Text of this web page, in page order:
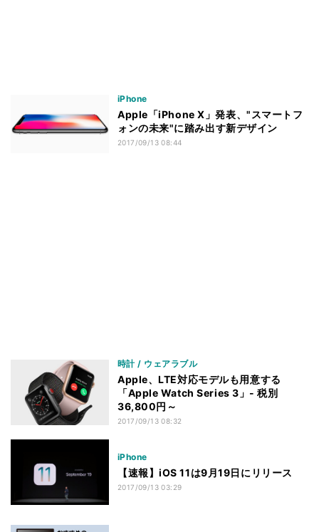
iPhone
Apple「iPhone X」発表、"スマートフ
ォンの未来"に踏み出す新デザイン
2017/09/13 08:44
時計 / ウェアラブル
Apple、LTE対応モデルも用意する
「Apple Watch Series 3」- 税別
36,800円～
2017/09/13 08:32
iPhone
【速報】iOS 11は9月19日にリリース
2017/09/13 03:29